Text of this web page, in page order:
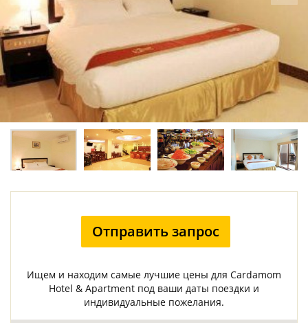
Отправить запрос
Ищем и находим самые лучшие цены для Cardamom
Hotel & Apartment под ваши даты поездки и
индивидуальные пожелания.